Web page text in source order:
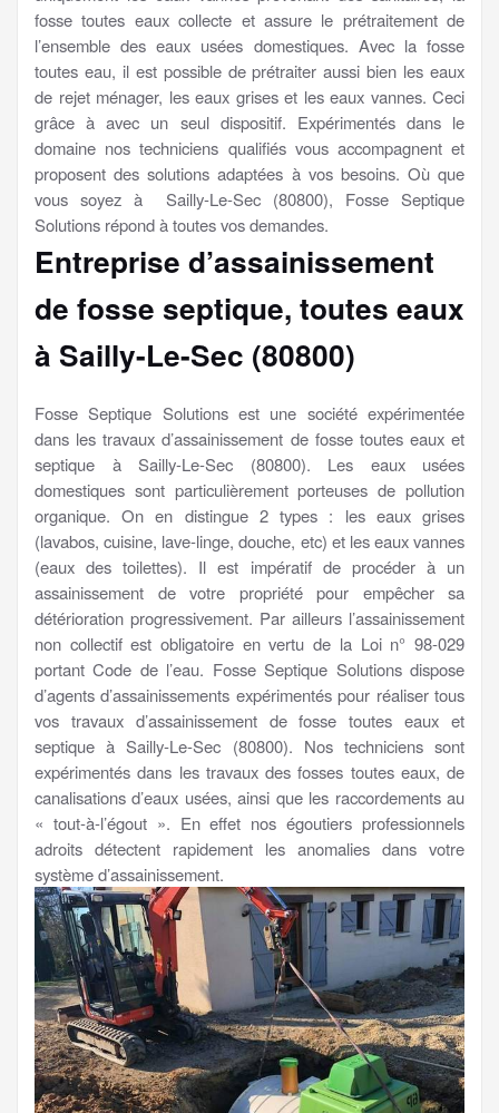
fosse toutes eaux collecte et assure le prétraitement de
l’ensemble des eaux usées domestiques. Avec la fosse
toutes eau, il est possible de prétraiter aussi bien les eaux
de rejet ménager, les eaux grises et les eaux vannes. Ceci
grâce à avec un seul dispositif. Expérimentés dans le
domaine nos techniciens qualifiés vous accompagnent et
proposent des solutions adaptées à vos besoins. Où que
vous soyez à Sailly-Le-Sec (80800), Fosse Septique
Solutions répond à toutes vos demandes.
Entreprise d’assainissement
de fosse septique, toutes eaux
à Sailly-Le-Sec (80800)
Fosse Septique Solutions est une société expérimentée
dans les travaux d’assainissement de fosse toutes eaux et
septique à Sailly-Le-Sec (80800). Les eaux usées
domestiques sont particulièrement porteuses de pollution
organique. On en distingue 2 types : les eaux grises
(lavabos, cuisine, lave-linge, douche, etc) et les eaux vannes
(eaux des toilettes). Il est impératif de procéder à un
assainissement de votre propriété pour empêcher sa
détérioration progressivement. Par ailleurs l’assainissement
non collectif est obligatoire en vertu de la Loi n° 98-029
portant Code de l’eau. Fosse Septique Solutions dispose
d’agents d’assainissements expérimentés pour réaliser tous
vos travaux d’assainissement de fosse toutes eaux et
septique à Sailly-Le-Sec (80800). Nos techniciens sont
expérimentés dans les travaux des fosses toutes eaux, de
canalisations d’eaux usées, ainsi que les raccordements au
« tout-à-l’égout ». En effet nos égoutiers professionnels
adroits détectent rapidement les anomalies dans votre
système d’assainissement.